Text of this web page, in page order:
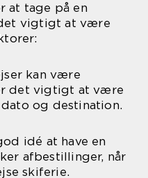
at tage på en
vigtigt at være
kan være
det vigtigt at være
og destination.
idé at have en
afbestillinger, når
skiferie.